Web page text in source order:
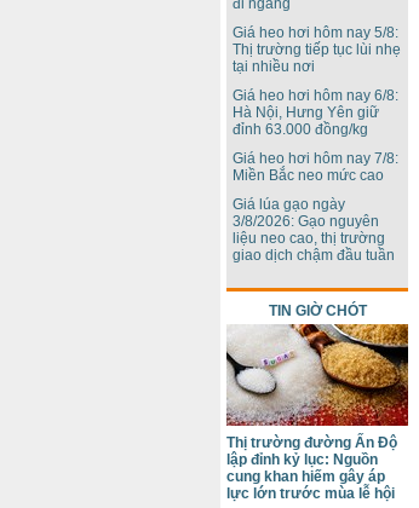
đi ngang
Giá heo hơi hôm nay 5/8:
Thị trường tiếp tục lùi nhẹ
tại nhiều nơi
Giá heo hơi hôm nay 6/8:
Hà Nội, Hưng Yên giữ
đỉnh 63.000 đồng/kg
Giá heo hơi hôm nay 7/8:
Miền Bắc neo mức cao
Giá lúa gạo ngày
3/8/2026: Gạo nguyên
liệu neo cao, thị trường
giao dịch chậm đầu tuần
TIN GIỜ CHÓT
Thị trường đường Ấn Độ
lập đỉnh kỷ lục: Nguồn
cung khan hiếm gây áp
lực lớn trước mùa lễ hội